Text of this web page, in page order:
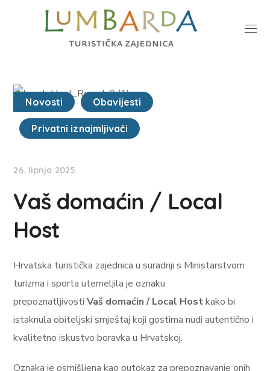
Novosti Obavijesti
Privatni iznajmljivači
26. lipnja 2025.
Vaš domaćin / Local
Host
Hrvatska turistička zajednica u suradnji s Ministarstvom
turizma i sporta utemeljila je oznaku
prepoznatljivostiVaš domaćin / Local Hostkako bi
istaknula obiteljski smještaj koji gostima nudi autentično i
kvalitetno iskustvo boravka u Hrvatskoj.
Oznaka je osmišljena kao putokaz za prepoznavanje onih